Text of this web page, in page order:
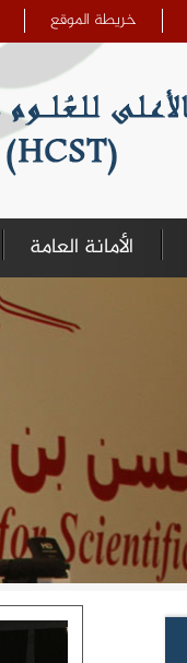
خريطة الموقع
الأمانة العامة